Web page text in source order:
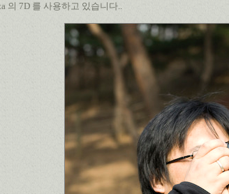
의 7D 를 사용하고 있습니다..